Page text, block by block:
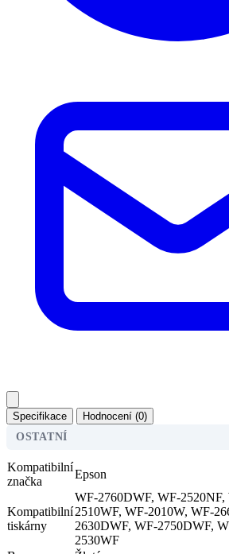
Specifikace
Hodnocení (0)
OSTATNÍ
Kompatibilní
značka
Epson
Kompatibilní
tiskárny
WF-2760DWF, WF-
2510WF, WF-2010W, WF-
2630DWF, WF-2750DWF,
2530WF